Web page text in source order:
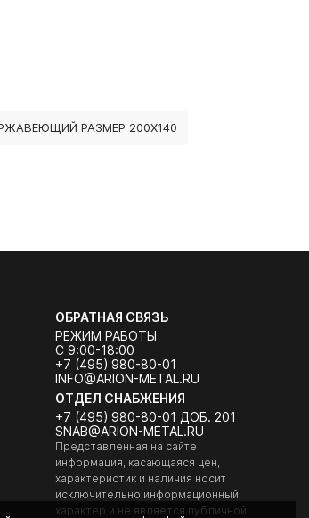
РАЗМЕР 200Х140
ОБРАТНАЯ СВЯЗЬ
РЕЖИМ РАБОТЫ
С 9:00-18:00
+7 (495) 980-80-01
INFO@ARION-METAL.RU
ОТДЕЛ СНАБЖЕНИЯ
+7 (495) 980-80-01 ДОБ. 201
SNAB@ARION-METAL.RU
Представленная на сайте
информация, касающаяся цен,
характеристик и наличия носит
исключительно информационный
характер и не является публичной